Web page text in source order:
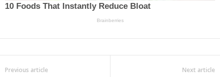
Previous article Next article